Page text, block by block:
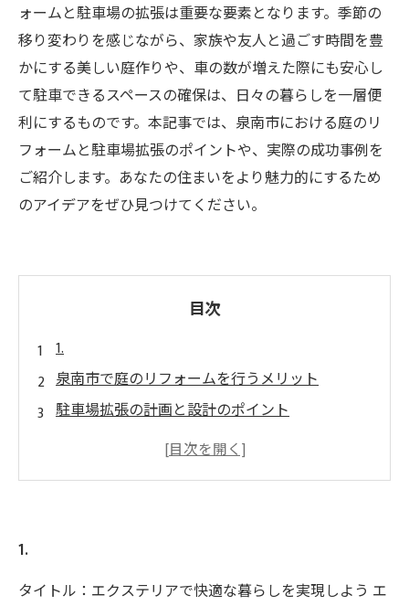
ォームと駐車場の拡張は重要な要素となります。季節の
移り変わりを感じながら、家族や友人と過ごす時間を豊
かにする美しい庭作りや、車の数が増えた際にも安心し
て駐車できるスペースの確保は、日々の暮らしを一層便
利にするものです。本記事では、泉南市における庭のリ
フォームと駐車場拡張のポイントや、実際の成功事例を
ご紹介します。あなたの住まいをより魅力的にするため
のアイデアをぜひ見つけてください。
目次
1.
泉南市で庭のリフォームを行うメリット
駐車場拡張の計画と設計のポイント
庭のデザインアイデア：泉南市にぴったりなス
1.
タイトル：エクステリアで快適な暮らしを実現しよう エ